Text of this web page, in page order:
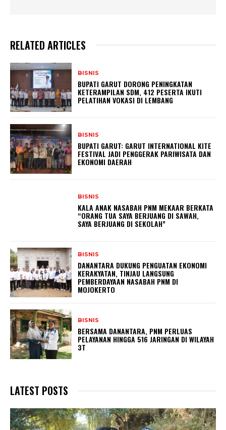
RELATED ARTICLES
BISNIS
BUPATI GARUT DORONG PENINGKATAN
KETERAMPILAN SDM, 412 PESERTA IKUTI
PELATIHAN VOKASI DI LEMBANG
BISNIS
BUPATI GARUT: GARUT INTERNATIONAL KITE
FESTIVAL JADI PENGGERAK PARIWISATA DAN
EKONOMI DAERAH
BISNIS
KALA ANAK NASABAH PNM MEKAAR BERKATA
“ORANG TUA SAYA BERJUANG DI SAWAH,
SAYA BERJUANG DI SEKOLAH”
BISNIS
DANANTARA DUKUNG PENGUATAN EKONOMI
KERAKYATAN, TINJAU LANGSUNG
PEMBERDAYAAN NASABAH PNM DI
MOJOKERTO
BISNIS
BERSAMA DANANTARA, PNM PERLUAS
PELAYANAN HINGGA 516 JARINGAN DI WILAYAH
3T
LATEST POSTS